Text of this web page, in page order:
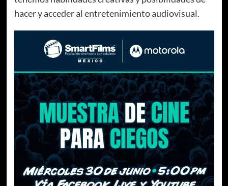
hacer y acceder al entretenimiento audiovisual.